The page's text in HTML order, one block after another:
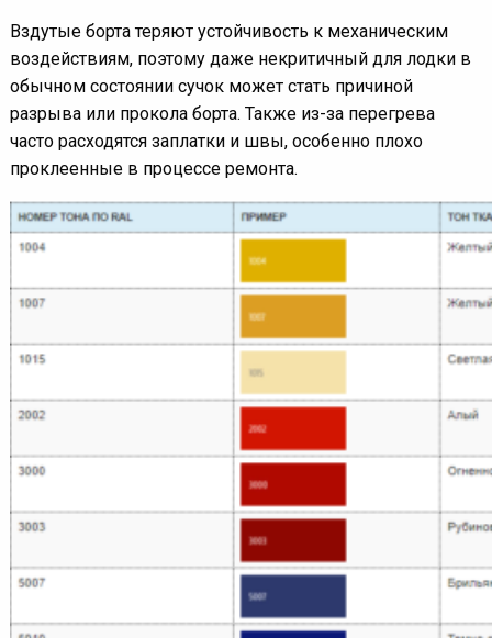
Вздутые борта теряют устойчивость к механическим
воздействиям, поэтому даже некритичный для лодки в
обычном состоянии сучок может стать причиной
разрыва или прокола борта. Также из-за перегрева
часто расходятся заплатки и швы, особенно плохо
проклеенные в процессе ремонта.